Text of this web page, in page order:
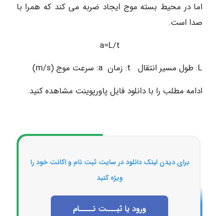
اما در محیط بسته موج ایجاد ضربه می کند که همرا با
صدا است.
a=L/t
L: طول مسیر انتقال t: زمان a: سرعت موج (m/s)
ادامه مطلب را با دانلود فایل پاورپوینت مشاهده کنید.
برای دیدن لینک دانلود در سایت ثبت نام و اکانت خود را
ویژه کنید
ورود یا ثبـــت نــــام